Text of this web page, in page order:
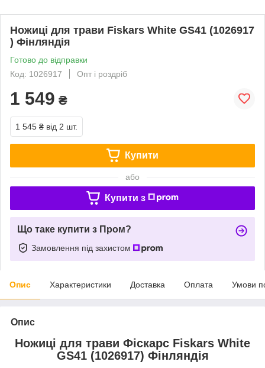
Ножиці для трави Fiskars White GS41 (1026917​​​​​​​
) Фінляндія
Готово до відправки
Код: 1026917
Опт і роздріб
1 549 ₴
1 545 ₴ від 2 шт.
Купити
або
Купити з
Що таке купити з Пром?
Замовлення під захистом
Опис Характеристики Доставка Оплата Умови
Опис
Ножиці для трави Фіскарс Fiskars White
GS41 (1026917) Фінляндія